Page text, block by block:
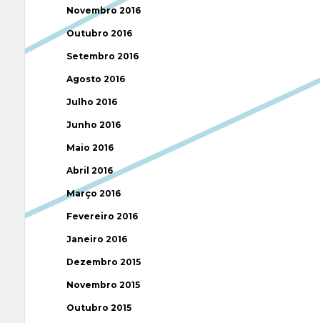
Novembro 2016
Outubro 2016
Setembro 2016
Agosto 2016
Julho 2016
Junho 2016
Maio 2016
Abril 2016
Março 2016
Fevereiro 2016
Janeiro 2016
Dezembro 2015
Novembro 2015
Outubro 2015